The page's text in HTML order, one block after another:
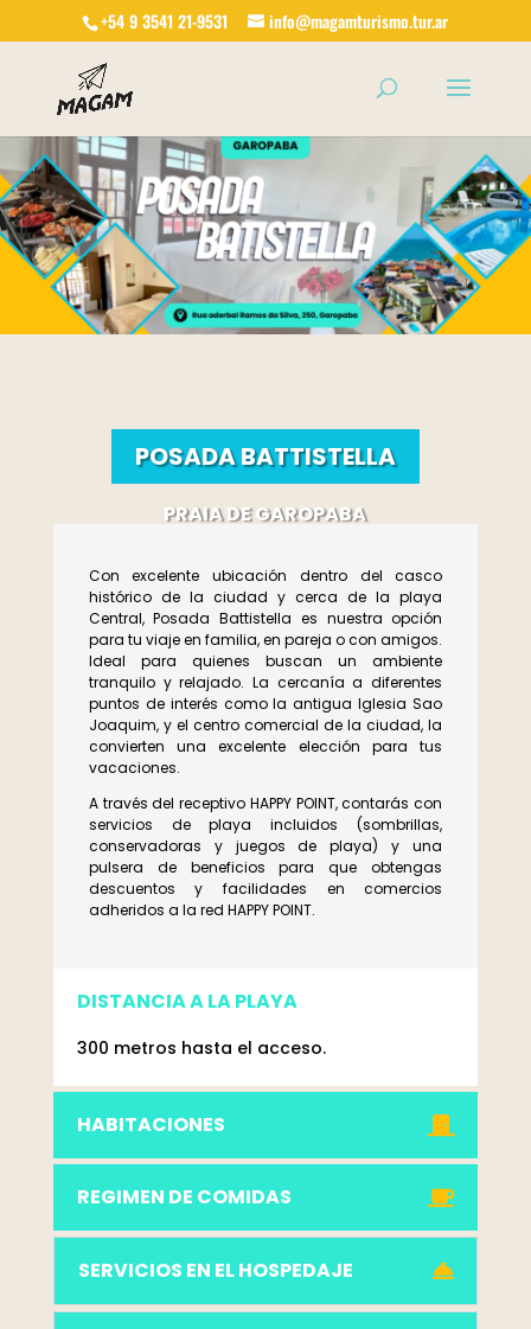
+54 9 3541 21-9531
info@magamturismo.tur.ar
POSADA BATTISTELLA
PRAIA DE GAROPABA
Con excelente ubicación dentro del casco
histórico de la ciudad y cerca de la playa
Central, Posada Battistella es nuestra opción
para tu viaje en familia, en pareja o con amigos.
Ideal para quienes buscan un ambiente
tranquilo y relajado. La cercanía a diferentes
puntos de interés como la antigua Iglesia Sao
Joaquim, y el centro comercial de la ciudad, la
convierten una excelente elección para tus
vacaciones.
A través del receptivo HAPPY POINT, contarás con
servicios de playa incluidos (sombrillas,
conservadoras y juegos de playa) y una
pulsera de beneficios para que obtengas
descuentos y facilidades en comercios
adheridos a la red HAPPY POINT.
DISTANCIA A LA PLAYA
300 metros hasta el acceso.
HABITACIONES
REGIMEN DE COMIDAS
SERVICIOS EN EL HOSPEDAJE